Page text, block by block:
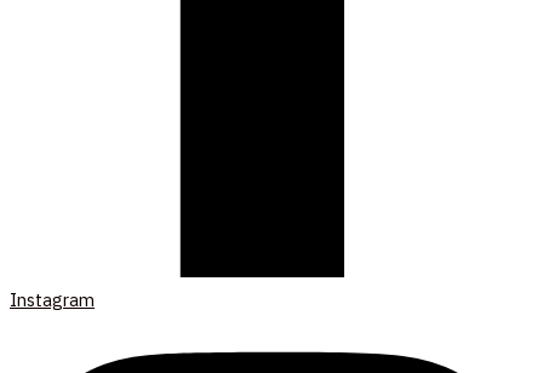
Instagram